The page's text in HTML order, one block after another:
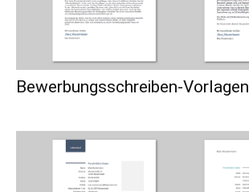
Bewerbungsschreiben-Vorlagen